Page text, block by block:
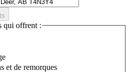
qui offrent :
et de remorques